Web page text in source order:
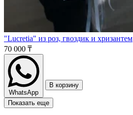
"Lucretia" из роз, гвоздик и хризантем
70 000 ₸
WhatsApp
В корзину
Показать еще